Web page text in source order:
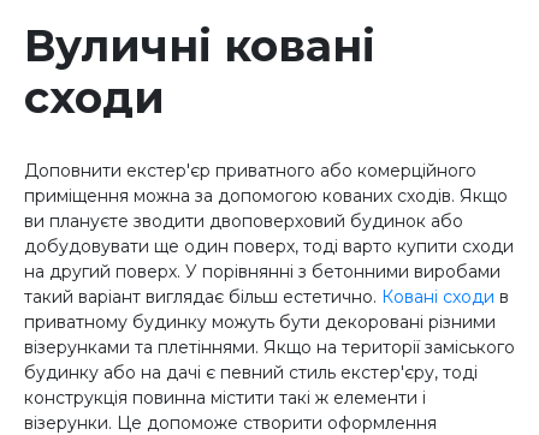
Вуличні ковані
сходи
Доповнити екстер'єр приватного або комерційного
приміщення можна за допомогою кованих сходів. Якщо
ви плануєте зводити двоповерховий будинок або
добудовувати ще один поверх, тоді варто купити сходи
на другий поверх. У порівнянні з бетонними виробами
такий варіант виглядає більш естетично. Ковані сходи в
приватному будинку можуть бути декоровані різними
візерунками та плетіннями. Якщо на території заміського
будинку або на дачі є певний стиль екстер'єру, тоді
конструкція повинна містити такі ж елементи і
візерунки. Це допоможе створити оформлення